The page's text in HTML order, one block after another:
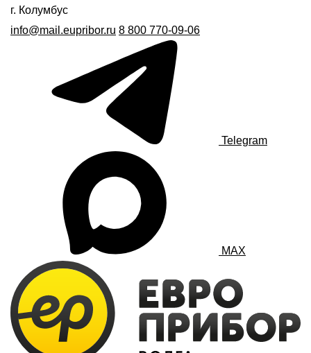
г. Колумбус
info@mail.eupribor.ru 8 800 770-09-06
Telegram
MAX